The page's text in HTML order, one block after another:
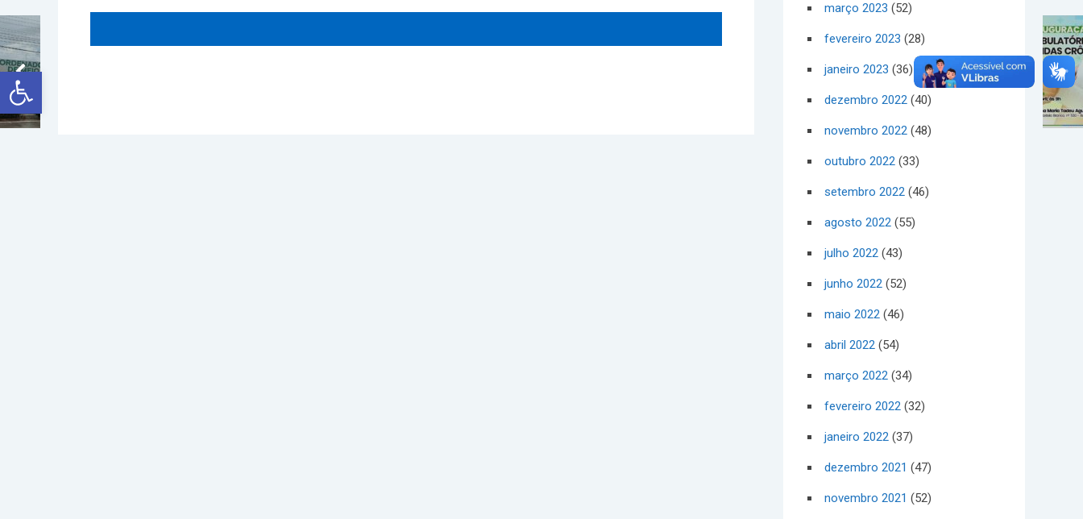
Abrir a barra de ferramentas
março 2023 (52)
fevereiro 2023 (28)
janeiro 2023 (36)
dezembro 2022 (40)
novembro 2022 (48)
outubro 2022 (33)
setembro 2022 (46)
agosto 2022 (55)
julho 2022 (43)
junho 2022 (52)
maio 2022 (46)
abril 2022 (54)
março 2022 (34)
fevereiro 2022 (32)
janeiro 2022 (37)
dezembro 2021 (47)
novembro 2021 (52)